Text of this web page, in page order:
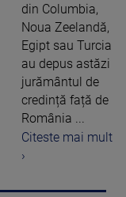
din Columbia,
Noua Zeelandă,
Egipt sau Turcia
au depus astăzi
jurământul de
credință față de
România ...
Citeste mai mult
›